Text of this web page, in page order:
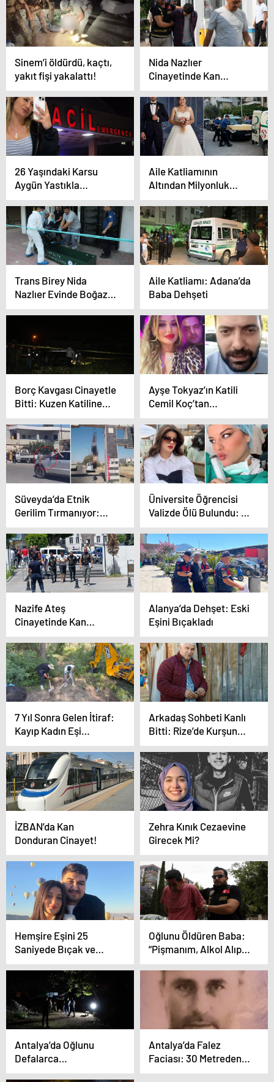
Sinem’i öldürdü, kaçtı,
yakıt fişi yakalattı!
Nida Nazlıer
Cinayetinde Kan
Donduran Detaylar!
26 Yaşındaki Karsu
Aygün Yastıkla
Boğularak Öldürüldü
Aile Katliamının
Altından Milyonluk
Borç Çıktı
Trans Birey Nida
Nazlıer Evinde Boğazı
Kesilmiş Halde Ölü
Aile Katliamı: Adana’da
Baba Dehşeti
Borç Kavgası Cinayetle
Bitti: Kuzen Katiline
İndirimsiz Müebbet
Ayşe Tokyaz’ın Katili
Cemil Koç’tan
Mahkemede Pes
Dedirten Talep
Süveyda’da Etnik
Gerilim Tırmanıyor:
Siviller Tehlikede, Can
Kaybı Artıyor
Üniversite Öğrencisi
Valizde Ölü Bulundu: 6
Gözaltı
Nazife Ateş
Cinayetinde Kan
Donduran İfade:
“Amacıma Ulaştım”
Alanya’da Dehşet: Eski
Eşini Bıçakladı
7 Yıl Sonra Gelen İtiraf:
Kayıp Kadın Eşi
Tarafından Öldürülmüş
Arkadaş Sohbeti Kanlı
Bitti: Rize’de Kurşun
Yağmuru!
İZBAN’da Kan
Donduran Cinayet!
Zehra Kınık Cezaevine
Girecek Mi?
Hemşire Eşini 25
Saniyede Bıçak ve
Satırla Öldürdü!
Oğlunu Öldüren Baba:
“Pişmanım, Alkol Alıp
Etrafa Saldırıyordu”
Antalya’da Oğlunu
Defalarca
Bıçaklayarak Öldürdü!
Antalya’da Falez
Faciası: 30 Metreden
Düşen Adam Hayatını